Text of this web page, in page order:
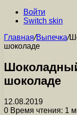
Войти
Switch skin
Главная/Выпечка/
шоколаде
шоколаде
12.08.2019
0 Время чтения: 1